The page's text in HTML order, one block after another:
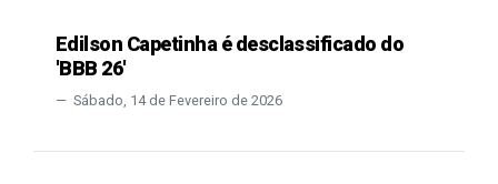
Edilson Capetinha é desclassificado do
'BBB 26'
Sábado, 14 de Fevereiro de 2026